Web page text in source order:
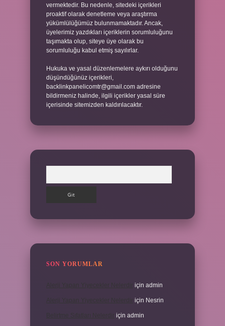
vermektedir. Bu nedenle, sitedeki içerikleri
proaktif olarak denetleme veya araştırma
yükümlülüğümüz bulunmamaktadır. Ancak,
üyelerimiz yazdıkları içeriklerin sorumluluğunu
taşımakta olup, siteye üye olarak bu
sorumluluğu kabul etmiş sayılırlar.
Hukuka ve yasal düzenlemelere aykırı olduğunu
düşündüğünüz içerikleri,
backlinkpanelicomtr@gmail.com adresine
bildirmeniz halinde, ilgili içerikler yasal süre
içerisinde sitemizden kaldırılacaktır.
SON YORUMLAR
için admin
için Nesrin
için admin